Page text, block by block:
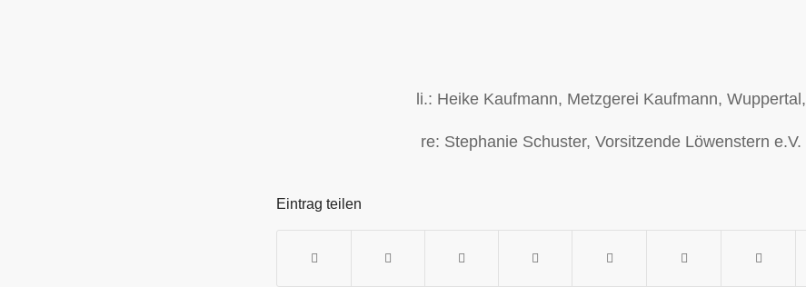
li.: Heike Kaufmann, Metzgerei Kaufmann, Wuppertal,
re: Stephanie Schuster, Vorsitzende Löwenstern e.V.
Eintrag teilen